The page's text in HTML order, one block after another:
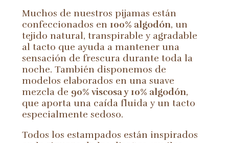
Muchos de nuestros pijamas están
confeccionados en 100% algodón, un
tejido natural, transpirable y agradable
al tacto que ayuda a mantener una
sensación de frescura durante toda la
noche. También disponemos de
modelos elaborados en una suave
mezcla de 90% viscosa y 10% algodón,
que aporta una caída fluida y un tacto
especialmente sedoso.
Todos los estampados están inspirados